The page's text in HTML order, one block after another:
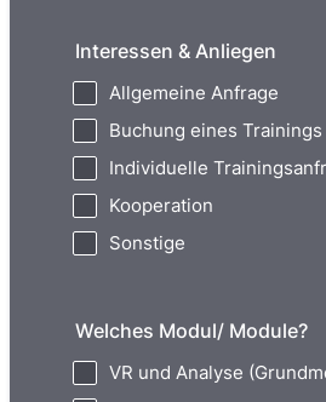
Interessen & Anliegen
Allgemeine Anfrage
Buchung eines Trainings
Individuelle
Kooperation
Sonstige
Welches Modul/ Module?
VR und Analyse